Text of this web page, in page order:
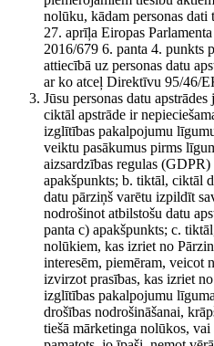
nolūku, kādam personas
27. aprīļa Eiropas
2016/679 6. panta 4. punkts
attiecībā uz personas datu
ar ko atceļ Direktīvu 95/46/
Jūsu personas datu
ciktāl apstrāde ir
izglītības pakalpojumu
veiktu pasākumus pirms
aizsardzības regulas
apakšpunkts; b. tiktāl, ciktāl
datu pārziņš varētu izpildīt
nodrošinot atbilstošu datu
panta c) apakšpunkts; c.
nolūkiem, kas izriet no
interesēm, piemēram, veicot
izvirzot prasības, kas izriet
izglītības pakalpojumu
drošības nodrošināšanai,
tiešā mārketinga nolūkos,